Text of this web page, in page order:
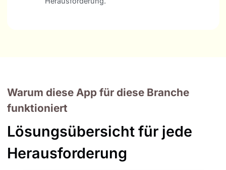
Warum diese App für diese Branche
funktioniert
Lösungsübersicht für jede
Herausforderung